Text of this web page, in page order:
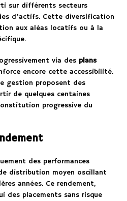
sur différents secteurs
d’actifs. Cette diversification
aux aléas locatifs ou à la
via des plans
encore cette accessibilité.
gestion proposent des
de quelques centaines
progressive du
des performances
distribution moyen oscillant
années. Ce rendement,
des placements sans risque